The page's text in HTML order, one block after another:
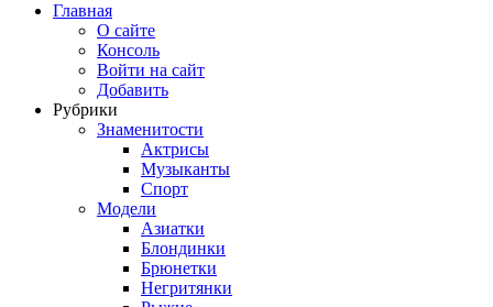
Главная
О сайте
Консоль
Войти на сайт
Добавить
Рубрики
Знаменитости
Актрисы
Музыканты
Спорт
Модели
Азиатки
Блондинки
Брюнетки
Негритянки